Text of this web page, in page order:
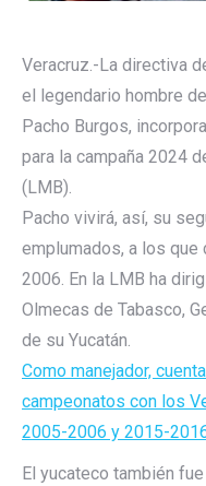
Veracruz.-La directiva
el legendario hombre
Pacho Burgos,
para la campaña 2024
(LMB).
Pacho vivirá, así, su
emplumados, a los
2006. En la LMB ha
Olmecas de Tabasco,
de su Yucatán.
Como manejador,
campeonatos con los
2005-2006 y 2015-
El yucateco también